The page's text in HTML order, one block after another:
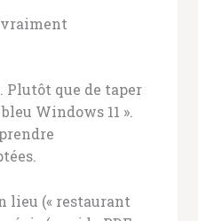
vraiment
que de taper
Windows 11 ».
lieu (« restaurant